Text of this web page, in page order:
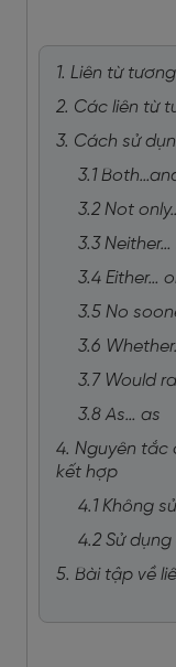
1. Liên từ
2. Các liên từ
3. Cách sử
3.1
3.2 Not
3.3 Neither…
3.4 Either…
3.5 No
3.6
3.7 Would
3.8 As… as
4. Nguyên tắc
kết hợp
4.1 Không
4.2 Sử
5. Bài tập về